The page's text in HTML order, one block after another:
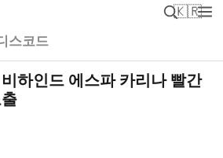
🇰🇷
스코드
하인드 에스파 카리나 빨간